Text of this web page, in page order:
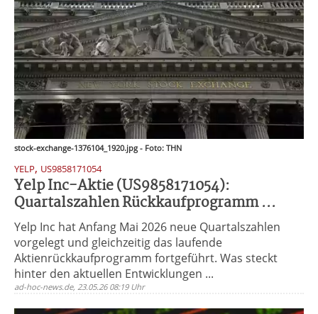
stock-exchange-1376104_1920.jpg - Foto: THN
YELP, US9858171054
Yelp Inc-Aktie (US9858171054):
Quartalszahlen Rückkaufprogramm ...
Yelp Inc hat Anfang Mai 2026 neue Quartalszahlen
vorgelegt und gleichzeitig das laufende
Aktienrückkaufprogramm fortgeführt. Was steckt
hinter den aktuellen Entwicklungen ...
ad-hoc-news.de, 23.05.26 08:19 Uhr